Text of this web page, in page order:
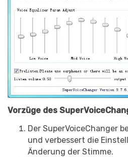
Vorzüge des
Der SuperVoiceChanger
und verbessert die
Änderung der Stimme.